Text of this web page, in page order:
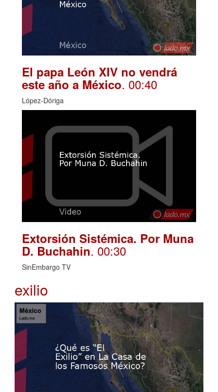
El papa León XIV no vendrá
este año a México. 00:40
López-Dóriga
Extorsión Sistémica. Por Muna
D. Buchahin. 00:30
SinEmbargo TV
exilio